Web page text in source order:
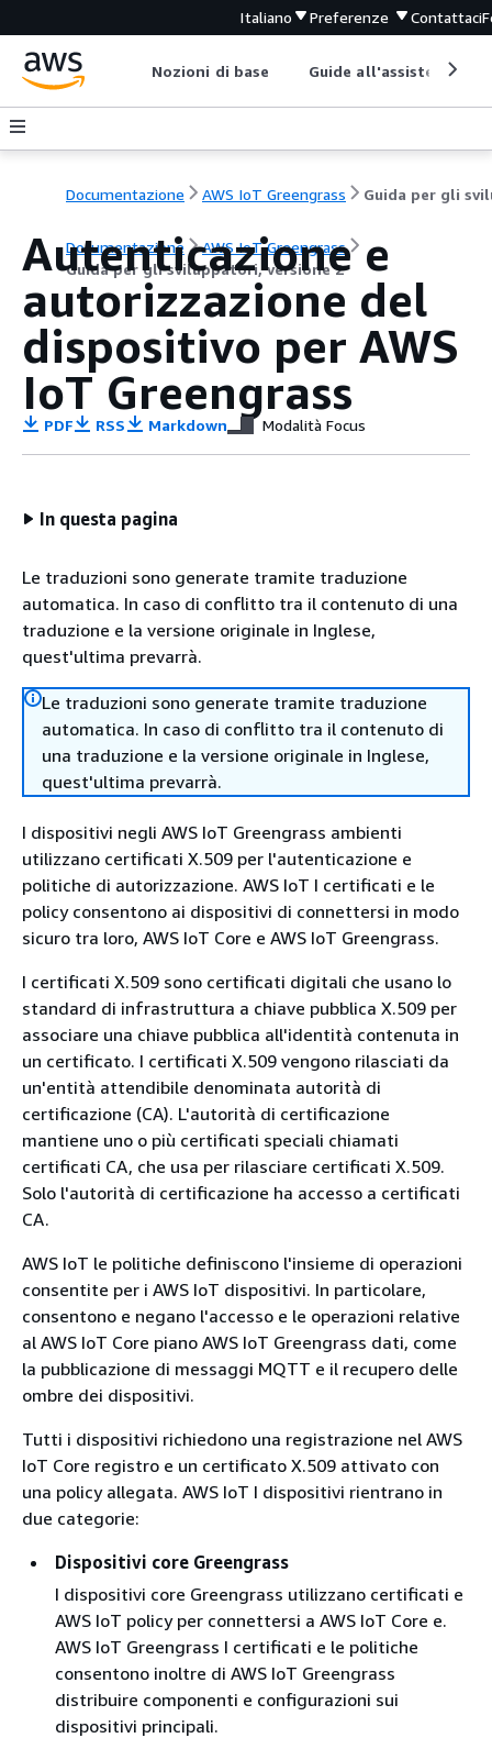
Italiano Preferenze Contattaci
Nozioni di base Guide all'assistenza
Documentazione AWS IoT Greengrass
Documentazione
AWS IoT Greengrass
Guida per gli sviluppatori, versione 2
Autenticazione e
autorizzazione del
dispositivo per AWS
IoT Greengrass
PDF RSS Markdown Modalità Focus
In questa pagina
Le traduzioni sono generate tramite traduzione
automatica. In caso di conflitto tra il contenuto di una
traduzione e la versione originale in Inglese,
quest'ultima prevarrà.
Le traduzioni sono generate tramite traduzione
automatica. In caso di conflitto tra il contenuto di
una traduzione e la versione originale in Inglese,
quest'ultima prevarrà.
I dispositivi negli AWS IoT Greengrass ambienti
utilizzano certificati X.509 per l'autenticazione e
politiche di autorizzazione. AWS IoT I certificati e le
policy consentono ai dispositivi di connettersi in modo
sicuro tra loro, AWS IoT Core e AWS IoT Greengrass.
I certificati X.509 sono certificati digitali che usano lo
standard di infrastruttura a chiave pubblica X.509 per
associare una chiave pubblica all'identità contenuta in
un certificato. I certificati X.509 vengono rilasciati da
un'entità attendibile denominata autorità di
certificazione (CA). L'autorità di certificazione
mantiene uno o più certificati speciali chiamati
certificati CA, che usa per rilasciare certificati X.509.
Solo l'autorità di certificazione ha accesso a certificati
CA.
AWS IoT le politiche definiscono l'insieme di operazioni
consentite per i AWS IoT dispositivi. In particolare,
consentono e negano l'accesso e le operazioni relative
al AWS IoT Core piano AWS IoT Greengrass dati, come
la pubblicazione di messaggi MQTT e il recupero delle
ombre dei dispositivi.
Tutti i dispositivi richiedono una registrazione nel AWS
IoT Core registro e un certificato X.509 attivato con
una policy allegata. AWS IoT I dispositivi rientrano in
due categorie:
Dispositivi core Greengrass
I dispositivi core Greengrass utilizzano certificati e
AWS IoT policy per connettersi a AWS IoT Core e.
AWS IoT Greengrass I certificati e le politiche
consentono inoltre di AWS IoT Greengrass
distribuire componenti e configurazioni sui
dispositivi principali.